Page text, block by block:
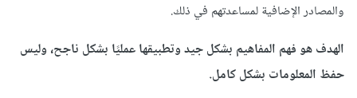
والمصادر الإضافية لمساعدتهم في ذلك.
الهدف هو فهم المفاهيم بشكل جيد وتطبيقها عمليًا بشكل ناجح، وليس
حفظ المعلومات بشكل كامل.